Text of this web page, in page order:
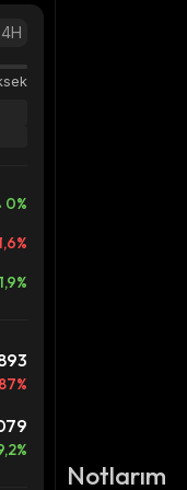
0%
%
%
%
%
Notlarım